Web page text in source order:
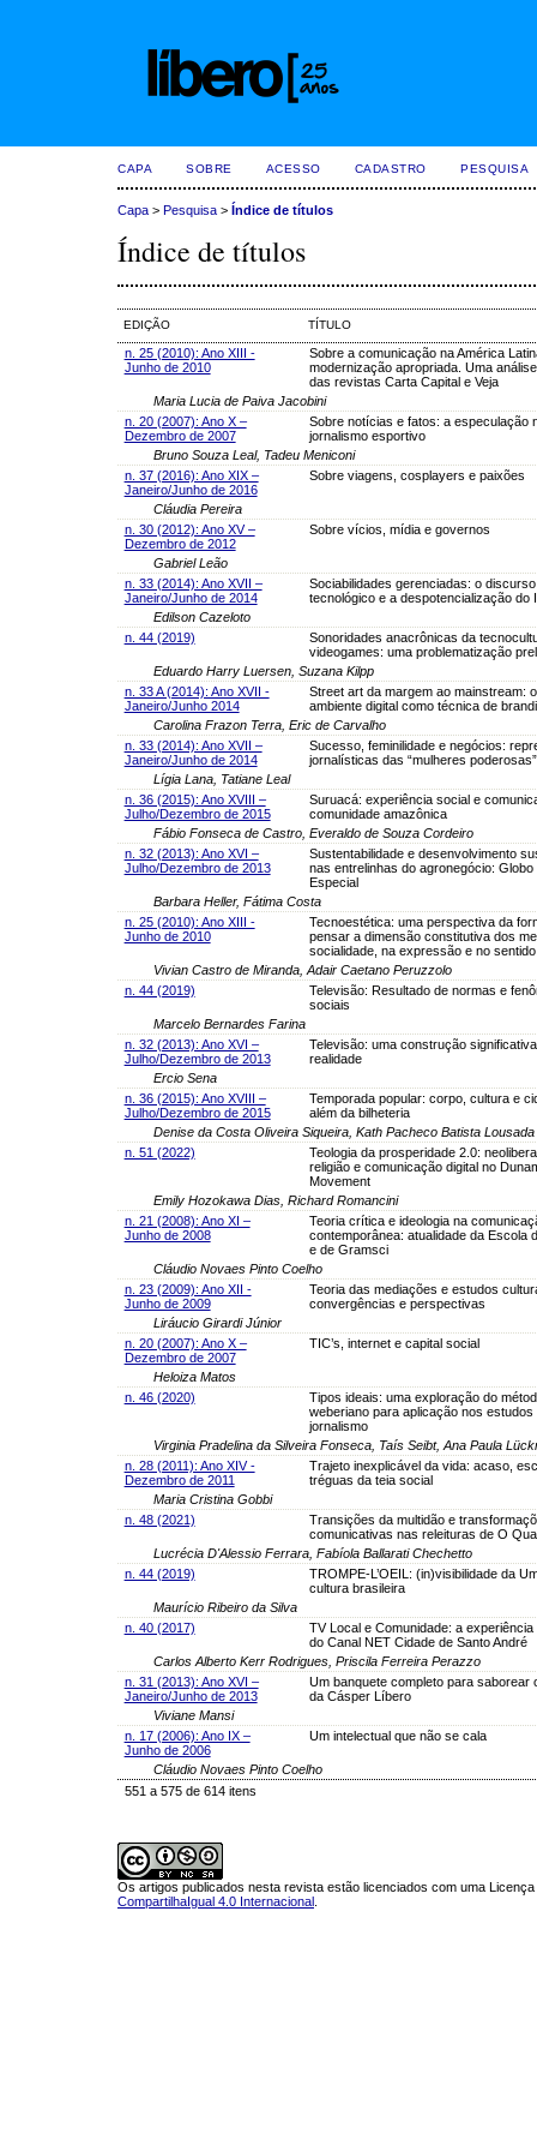
CAPA SOBRE ACESSO CADASTRO PESQUISA
Capa > Pesquisa > Índice de títulos
Índice de títulos
EDIÇÃO TÍTULO
n. 25 (2010): Ano XIII -
Junho de 2010
Sobre a comunicação na América
modernização apropriada. Uma
das revistas Carta Capital e Veja
Maria Lucia de Paiva Jacobini
n. 20 (2007): Ano X –
Dezembro de 2007
Sobre notícias e fatos: a especulação
jornalismo esportivo
Bruno Souza Leal, Tadeu Meniconi
n. 37 (2016): Ano XIX –
Janeiro/Junho de 2016
Sobre viagens, cosplayers e paixões
Cláudia Pereira
n. 30 (2012): Ano XV –
Dezembro de 2012
Sobre vícios, mídia e governos
Gabriel Leão
n. 33 (2014): Ano XVII –
Janeiro/Junho de 2014
Sociabilidades gerenciadas: o discurso
tecnológico e a despotencialização do
Edilson Cazeloto
n. 44 (2019)
Sonoridades anacrônicas da
videogames: uma problematização
Eduardo Harry Luersen, Suzana Kilpp
n. 33 A (2014): Ano XVII -
Janeiro/Junho 2014
Street art da margem ao mainstream:
ambiente digital como técnica de
Carolina Frazon Terra, Eric de Carvalho
n. 33 (2014): Ano XVII –
Janeiro/Junho de 2014
Sucesso, feminilidade e negócios:
jornalísticas das “mulheres poderosas”
Lígia Lana, Tatiane Leal
n. 36 (2015): Ano XVIII –
Julho/Dezembro de 2015
Suruacá: experiência social e
comunidade amazônica
Fábio Fonseca de Castro, Everaldo de Souza Cordeiro
n. 32 (2013): Ano XVI –
Julho/Dezembro de 2013
Sustentabilidade e desenvolvimento
nas entrelinhas do agronegócio: Globo
Especial
Barbara Heller, Fátima Costa
n. 25 (2010): Ano XIII -
Junho de 2010
Tecnoestética: uma perspectiva da
pensar a dimensão constitutiva dos
socialidade, na expressão e no sentido
Vivian Castro de Miranda, Adair Caetano Peruzzolo
n. 44 (2019)
Televisão: Resultado de normas e
sociais
Marcelo Bernardes Farina
n. 32 (2013): Ano XVI –
Julho/Dezembro de 2013
Televisão: uma construção
realidade
Ercio Sena
n. 36 (2015): Ano XVIII –
Julho/Dezembro de 2015
Temporada popular: corpo, cultura e
além da bilheteria
Denise da Costa Oliveira Siqueira, Kath Pacheco Batista Lousada
n. 51 (2022)
Teologia da prosperidade 2.0:
religião e comunicação digital no
Movement
Emily Hozokawa Dias, Richard Romancini
n. 21 (2008): Ano XI –
Junho de 2008
Teoria crítica e ideologia na
contemporânea: atualidade da Escola
e de Gramsci
Cláudio Novaes Pinto Coelho
n. 23 (2009): Ano XII -
Junho de 2009
Teoria das mediações e estudos
convergências e perspectivas
Liráucio Girardi Júnior
n. 20 (2007): Ano X –
Dezembro de 2007
TIC’s, internet e capital social
Heloiza Matos
n. 46 (2020)
Tipos ideais: uma exploração do
weberiano para aplicação nos estudos
jornalismo
Virginia Pradelina da Silveira Fonseca, Taís Seibt, Ana Paula
n. 28 (2011): Ano XIV -
Dezembro de 2011
Trajeto inexplicável da vida: acaso,
tréguas da teia social
Maria Cristina Gobbi
n. 48 (2021)
Transições da multidão e
comunicativas nas releituras de O
Lucrécia D'Alessio Ferrara, Fabíola Ballarati Chechetto
n. 44 (2019)
TROMPE-L’OEIL: (in)visibilidade da
cultura brasileira
Maurício Ribeiro da Silva
n. 40 (2017)
TV Local e Comunidade: a experiência
do Canal NET Cidade de Santo André
Carlos Alberto Kerr Rodrigues, Priscila Ferreira Perazzo
n. 31 (2013): Ano XVI –
Janeiro/Junho de 2013
Um banquete completo para saborear
da Cásper Líbero
Viviane Mansi
n. 17 (2006): Ano IX –
Junho de 2006
Um intelectual que não se cala
Cláudio Novaes Pinto Coelho
551 a 575 de 614 itens
Os artigos publicados nesta revista estão licenciados com uma Licença
CompartilhaIgual 4.0 Internacional